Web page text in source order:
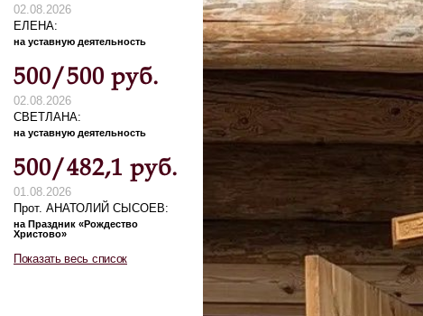
02.08.2026
ЕЛЕНА
на уставную деятельность
500/500 руб.
02.08.2026
СВЕТЛАНА
на уставную деятельность
500/482,1 руб.
01.08.2026
Прот. АНАТОЛИЙ СЫСОЕВ
на Праздник «Рождество
Христово»
Показать весь список